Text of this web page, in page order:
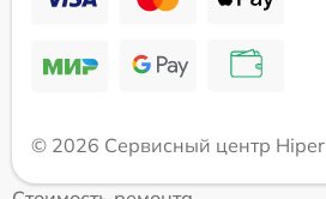
© 2026 Сервисный центр Hiper